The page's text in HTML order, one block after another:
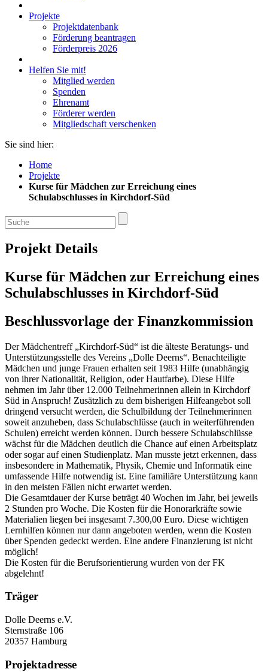
Projekte
Projektdatenbank
Förderung beantragen
Förderpreis 2026
Helfen Sie mit!
Mitglied werden
Spenden
Ehrenamt
Förderer werden
Mitgliedschaft verschenken
Sie sind hier:
Home
Projekte
Kurse für Mädchen zur Erreichung eines
Schulabschlusses in Kirchdorf-Süd
Projekt Details
Kurse für Mädchen zur Erreichung eines
Schulabschlusses in Kirchdorf-Süd
Beschlussvorlage der Finanzkommission
Der Mädchentreff „Kirchdorf-Süd“ ist die älteste Beratungs- und
Unterstützungsstelle des Vereins „Dolle Deerns“. Benachteiligte
Mädchen und junge Frauen erhalten seit 1983 Hilfe (unabhängig
von ihrer Nationalität, Religion, oder Hautfarbe). Diese Hilfe
nehmen im Jahr über 12.000 Teilnehmerinnen allein in Kirchdorf
Süd in Anspruch! Zusätzlich zu dem bisherigen Hilfeangebot soll
dringend versucht werden, die Schulbildung der Teilnehmerinnen
soweit anzuheben, dass Schulabschlüsse (auch in weiterführenden
Schulen) erreicht werden können. Durch bessere Schulabschlüsse
wächst für die Mädchen deutlich die Chance auf einen Arbeitsplatz
oder sogar auf einen Studienplatz. Man musste jetzt erkennen, dass
insbesondere in Mathematik, Physik, Chemie und Informatik eine
umfassende Hilfe notwendig ist. Eine familiäre Unterstützung kann
in den meisten Fällen nicht erwartet werden.
Die Gesamtdauer der Kurse beträgt 40 Wochen im Jahr, bei jeweils
2 Stunden pro Woche. Die Kosten für die Honorarkräfte sowie
Materialien liegen bei insgesamt 7.300,00 Euro. Diese wichtigen
Lernhilfen können nur dann angeboten werden, wenn die Kosten
über Spenden gedeckt werden. Eine andere Finanzierung ist nicht
möglich!
Die Kosten für die Berufsorientierung wurden von der FK
abgelehnt!
Träger
Dolle Deerns e.V.
Sternstraße 106
20357 Hamburg
Projektadresse